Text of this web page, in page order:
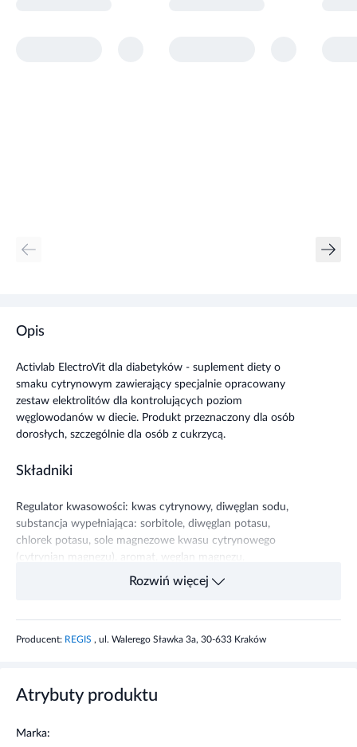
Opis
Activlab ElectroVit dla diabetyków - suplement diety o
smaku cytrynowym zawierający specjalnie opracowany
zestaw elektrolitów dla kontrolujących poziom
węglowodanów w diecie. Produkt przeznaczony dla osób
dorosłych, szczególnie dla osób z cukrzycą.
Składniki
Regulator kwasowości: kwas cytrynowy, diwęglan sodu,
substancja wypełniająca: sorbitole, diwęglan potasu,
chlorek potasu, sole magnezowe kwasu cytrynowego
(cytrynian magnezu), aromat, węglan magnezu,
substancja przeciwzbrylająca: glikol polietylenowy, kwas
L-askorbinowy, barwnik: ryboflawiny, substancja
Właściwości składników
krwi, w prawidłowym funkcjonowaniu u kładu
Rozwiń więcej
Producent: REGIS , ul. Walerego Sławka 3a, 30-633 Kraków
Atrybuty produktu
Marka: